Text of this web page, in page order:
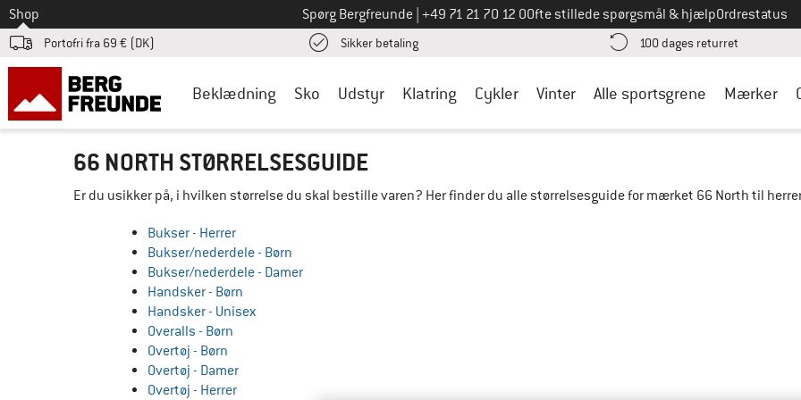
Til
Shop Spørg Bergfreunde Ring til os på
+49 71 21 70 12 0Ofte stillede spørgsmål & hjælpOrdrestatus
Portofri fra 69 € (DK) Sikker betalingFind betalingsoplysningerne her! Åbnes i en infoboks
100 dages returret Gå til
Beklædning Sko Udstyr Klatring Cykler Vinter Alle sportsgrene Mærker
66 NORTH STØRRELSESGUIDE
Er du usikker på, i hvilken størrelse du skal bestille varen? Her finder du alle størrelsesguide for mærket 66 North til
Bukser - Herrer
Bukser/nederdele - Børn
Bukser/nederdele - Damer
Handsker - Børn
Handsker - Unisex
Overalls - Børn
Overtøj - Børn
Overtøj - Damer
Overtøj - Herrer